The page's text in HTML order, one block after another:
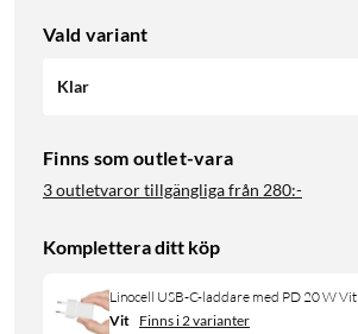
Vald variant
Klar
Finns som outlet-vara
3 outletvaror tillgängliga från 280:-
Komplettera ditt köp
Linocell USB-C-laddare med PD 20 W Vit
Vit Finns i 2 varianter